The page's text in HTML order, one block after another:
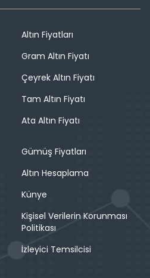
Altın Fiyatları
Gram Altın Fiyatı
Çeyrek Altın Fiyatı
Tam Altın Fiyatı
Ata Altın Fiyatı
Gümüş Fiyatları
Altın Hesaplama
Künye
Kişisel Verilerin Korunması
Politikası
İzleyici Temsilcisi